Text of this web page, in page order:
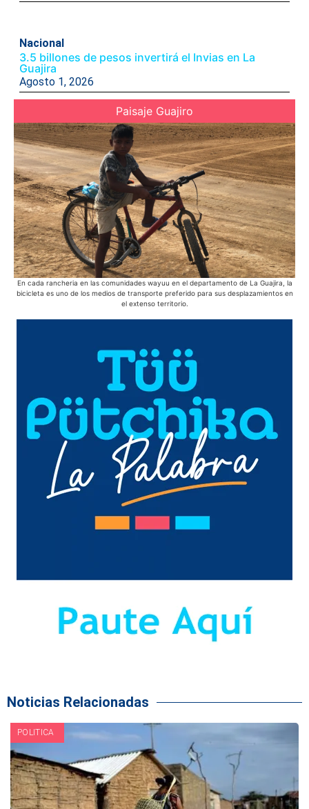
Nacional
3.5 billones de pesos invertirá el Invias en La
Guajira
Agosto 1, 2026
Paisaje Guajiro
En cada rancheria en las comunidades wayuu en el departamento de La Guajira, la
bicicleta es uno de los medios de transporte preferido para sus desplazamientos en
el extenso territorio.
Noticias Relacionadas
POLITICA